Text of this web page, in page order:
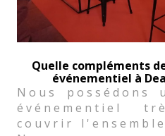
Quelle compléments
événementiel à
Nous possédons
événementiel
couvrir